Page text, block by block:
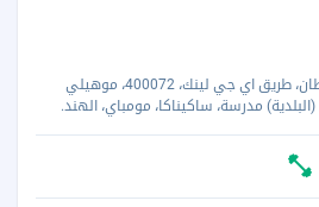
12، الطابق الأول، سوق السلطان، طريق اي جي لينك، 400072، موهيلي
مدرسة، ساكيناكا، مومباي، الهند.